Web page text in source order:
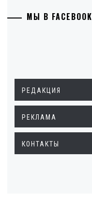
МЫ В FACEBOOK
РЕДАКЦИЯ
РЕКЛАМА
КОНТАКТЫ